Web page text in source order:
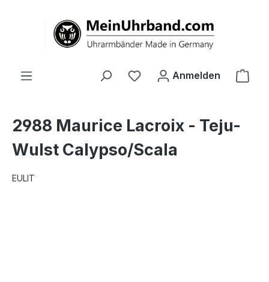
Anmelden
2988 Maurice Lacroix - Teju-
Wulst Calypso/Scala
EULIT